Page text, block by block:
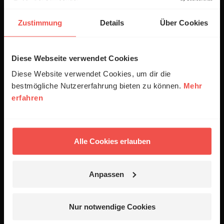
Zustimmung Details Über Cookies
Diese Webseite verwendet Cookies
Diese Website verwendet Cookies, um dir die
bestmögliche Nutzererfahrung bieten zu können. Mehr
erfahren
Alle Cookies erlauben
Anpassen
Nur notwendige Cookies
Gebet beim ERF
Spenden
Jobs
Newsletter